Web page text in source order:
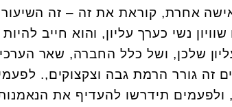
אחרת, קוראת את זה – זה השיעור
נשי כערך עליון, והוא חייב
שלכן, ושל כלל החברה, שאר
זה גורר הרמת גבה וצקצוקים,.
תידרשו להעדיף את